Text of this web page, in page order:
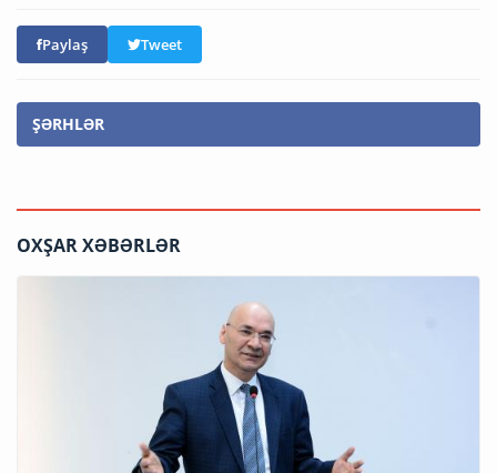
Paylaş Tweet
ŞƏRHLƏR
OXŞAR XƏBƏRLƏR